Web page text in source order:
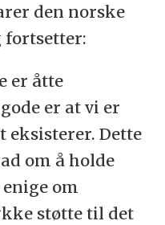
den norske
er åtte
er at vi er
eksisterer. Dette
om å holde
om
støtte til det